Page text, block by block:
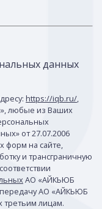
данных
https://iqb.ru/,
любые из Ваших
от 27.07.2006
форм на сайте,
и трансграничную
АО «АЙКЬЮБ
АО «АЙКЬЮБ
третьим лицам.